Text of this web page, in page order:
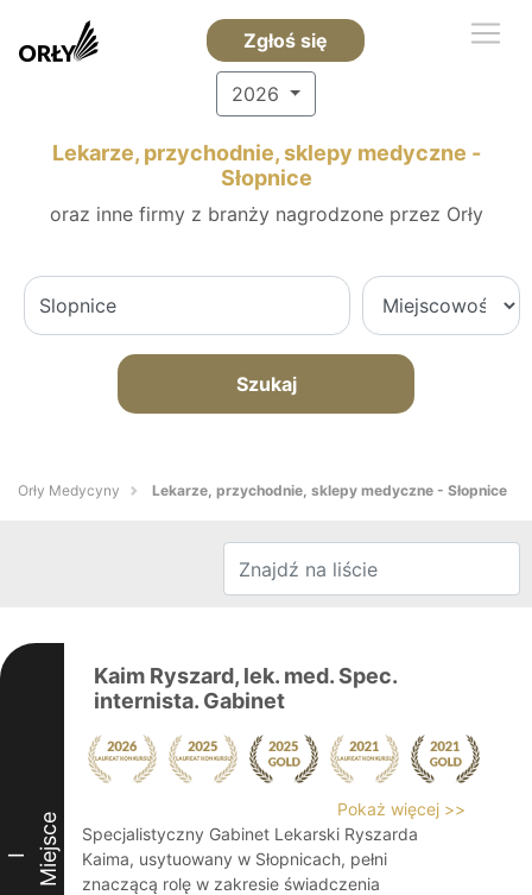
Zgłoś się
2026
Lekarze, przychodnie, sklepy medyczne -
Słopnice
oraz inne firmy z branży nagrodzone przez Orły
Szukaj
Orły Medycyny Lekarze, przychodnie, sklepy medyczne - Słopnice
I Miejsce
Kaim Ryszard, lek. med. Spec.
internista. Gabinet
Pokaż więcej >>
Specjalistyczny Gabinet Lekarski Ryszarda
Kaima, usytuowany w Słopnicach, pełni
znaczącą rolę w zakresie świadczenia